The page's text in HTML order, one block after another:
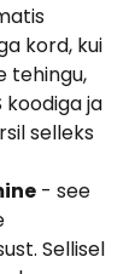
kord, kui
tehingu,
ja
selleks
- see
Sellisel